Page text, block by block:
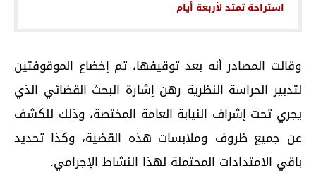
استراحة تمتد لأربعة أيام
وقالت المصادر أنه بعد توقيفها، تم إخضاع الموقوفتين
لتدبير الحراسة النظرية رهن إشارة البحث القضائي الذي
يجري تحت إشراف النيابة العامة المختصة، وذلك للكشف
عن جميع ظروف وملابسات هذه القضية، وكذا تحديد
باقي الامتدادات المحتملة لهذا النشاط الإجرامي.